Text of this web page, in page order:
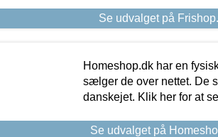
Se udvalget på
Homeshop.dk har en
sælger de over nettet. De
danskejet. Klik her for at
Se udvalget på